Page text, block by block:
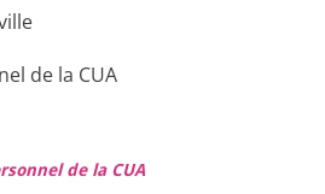
de la CUA
de la CUA